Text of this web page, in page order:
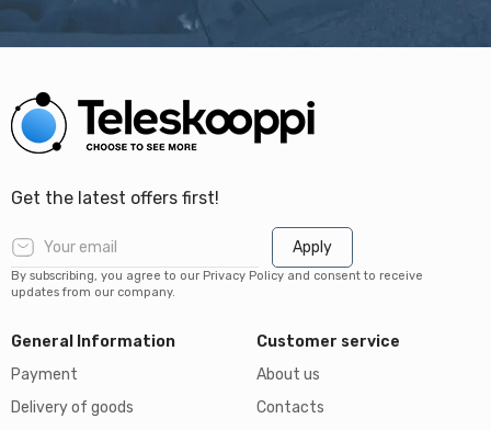
Get the latest offers first!
Apply
By subscribing, you agree to our Privacy Policy and consent to receive
updates from our company.
General Information
Payment
Delivery of goods
Customer service
About us
Contacts